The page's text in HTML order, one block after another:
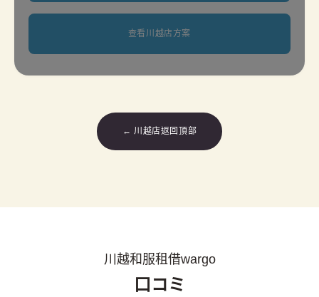
查看川越店方案
← 川越店返回頂部
川越和服租借wargo
口コミ